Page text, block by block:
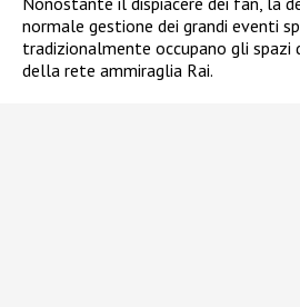
normale gestione dei grandi eventi
tradizionalmente occupano gli spazi
della rete ammiraglia Rai.